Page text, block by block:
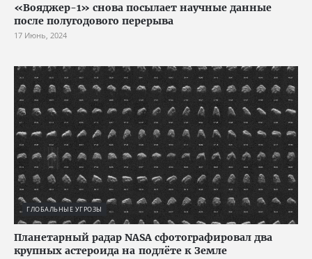
«Вояджер-1» снова посылает научные данные
после полугодового перерыва
17 Июнь, 2024
ГЛОБАЛЬНЫЕ УГРОЗЫ
Планетарный радар NASA сфотографировал два
крупных астероида на подлёте к Земле